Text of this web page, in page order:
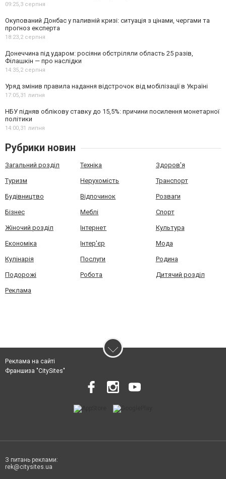
09:25,3 серпня
Окупований Донбас у паливній кризі: ситуація з цінами, чергами та
прогноз експерта
18:23,2 серпня
Донеччина під ударом: росіяни обстріляли область 25 разів,
Філашкін — про наслідки
14:35,2 серпня
Уряд змінив правила надання відстрочок від мобілізації в Україні
17:05,31 липня
НБУ підняв облікову ставку до 15,5%: причини посилення монетарної
політики
14:00,31 липня
Рубрики новин
Загальний розділ Техніка Здоров'я
Туризм Нерухомість Транспорт
Будівництво Відпочинок Розваги
Бізнес Меблі Спорт
Жіночий розділ Інтернет Культура
Економіка Інтер'єр Мода
Кулінарія Послуги Родина
Подорожі Робота Дитячий розділ
Реклама
Реклама на сайті
Франшиза "CitySites"
З питань реклами:
rek@citysites.ua